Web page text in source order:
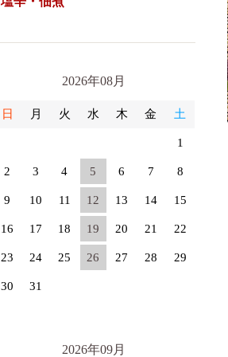
2026年08月
日 月 火 水 木 金 土
1
2 3 4 5 6 7 8
9 10 11 12 13 14 15
16 17 18 19 20 21 22
23 24 25 26 27 28 29
30 31
2026年09月